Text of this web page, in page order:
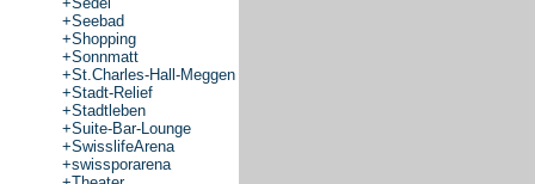
+Seebad
+Shopping
+Sonnmatt
+St.Charles-Hall-Meggen
+Stadt-Relief
+Stadtleben
+Suite-Bar-Lounge
+SwisslifeArena
+swissporarena